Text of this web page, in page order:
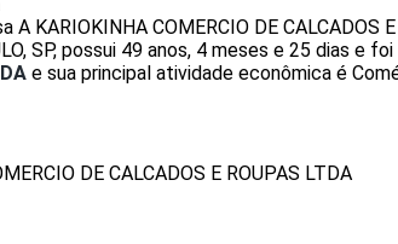
A KARIOKINHA COMERCIO DE CALCADOS
SP, possui 49 anos, 4 meses e 25 dias e
e sua principal atividade econômica é
DE CALCADOS E ROUPAS LTDA